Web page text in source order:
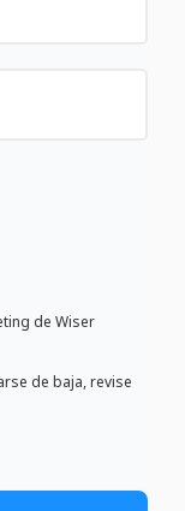
de Wiser
de baja, revise